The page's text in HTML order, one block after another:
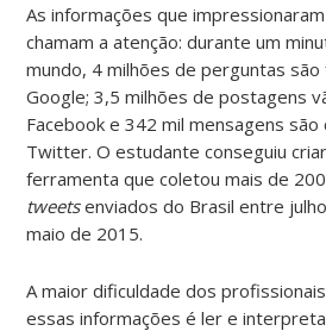
As informações que
chamam a atenção: durante um
mundo, 4 milhões de perguntas são
Google; 3,5 milhões de postagens
Facebook e 342 mil mensagens são
Twitter. O estudante conseguiu
ferramenta que coletou mais de
tweetsenviados do Brasil entre
maio de 2015.
A maior dificuldade dos
essas informações é ler e